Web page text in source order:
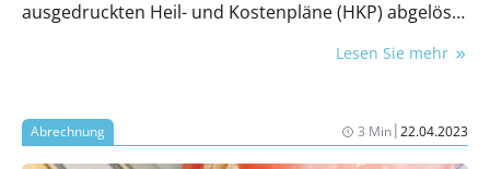
ausgedruckten Heil- und Kostenpläne (HKP) abgelöst.
Lesen Sie mehr
Abrechnung 3 Min|22.04.2023